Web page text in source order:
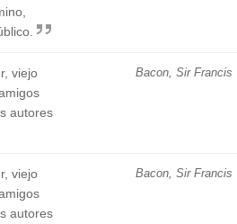
Bacon, Sir Francis
viejo
autores
Bacon, Sir Francis
viejo
autores